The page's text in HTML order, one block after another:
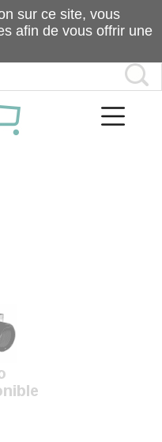
sur ce site, vous
afin de vous offrir une